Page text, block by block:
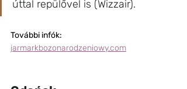
úttal repülővel is (Wizzair).
További infók:
jarmarkbozonarodzeniowy.com